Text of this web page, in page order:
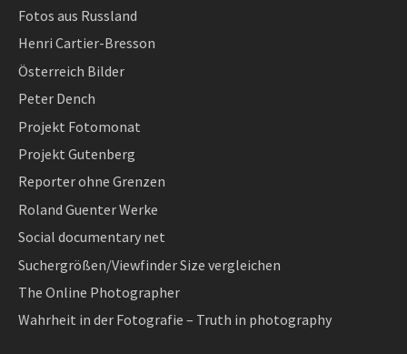
Fotos aus Russland
Henri Cartier-Bresson
Österreich Bilder
Peter Dench
Projekt Fotomonat
Projekt Gutenberg
Reporter ohne Grenzen
Roland Guenter Werke
Social documentary net
Suchergrößen/Viewfinder Size vergleichen
The Online Photographer
Wahrheit in der Fotografie – Truth in photography